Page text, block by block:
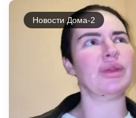
Новости Дома-2